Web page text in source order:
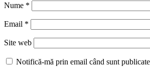
Nume *
Email *
Site web
Notifică-mă prin email când sunt